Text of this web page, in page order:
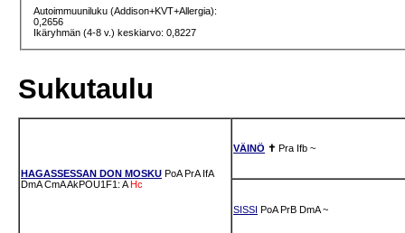
Autoimmuuniluku (Addison+KVT+Allergia):
0,2656
Ikäryhmän (4-8 v.) keskiarvo: 0,8227
Sukutaulu
HAGASSESSAN DON MOSKU PoA PrA IfA
DmA CmAAkPOU1F1: A Hc
VÄINÖ ✝ Pra Ifb ~
SISSI PoA PrB DmA ~